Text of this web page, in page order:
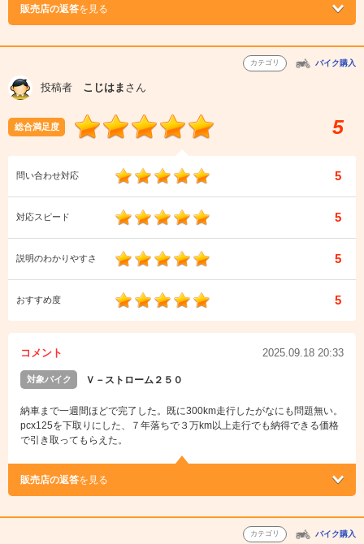
販売店の返答を見る
カテゴリ バイク購入
投稿者 こじはま さん
総合満足度 5
問い合わせ対応 5
対応スピード 5
説明のわかりやすさ 5
おすすめ度 5
コメント 2025.09.18 20:33
対象バイク Ｖ－ストローム２５０
納車まで一週間ほどで完了した。既に300km走行したがなにも問題無い。
pcx125を下取りにした、７年落ちで３万km以上走行でも納得できる価格
で引き取ってもらえた。
販売店の返答を見る
カテゴリ バイク購入